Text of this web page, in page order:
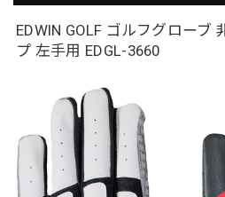
EDWIN GOLF ゴルフグローブ
プ 左手用 EDGL-3660